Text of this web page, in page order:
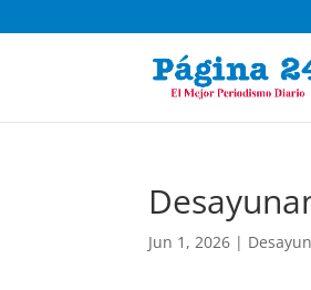
Jun 1, 2026 |